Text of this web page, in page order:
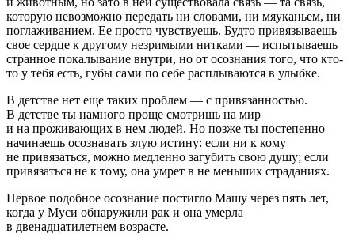
которую невозможно передать ни словами, ни мяуканьем, ни
поглаживанием. Ее просто чувствуешь. Будто привязываешь
свое сердце к другому незримыми нитками — испытываешь
странное покалывание внутри, но от осознания того, что кто-
то у тебя есть, губы сами по себе расплываются в улыбке.
В детстве нет еще таких проблем — с привязанностью.
В детстве ты намного проще смотришь на мир
и на проживающих в нем людей. Но позже ты постепенно
начинаешь осознавать злую истину: если ни к кому
не привязаться, можно медленно загубить свою душу; если
привязаться не к тому, она умрет в не меньших страданиях.
Первое подобное осознание постигло Машу через пять лет,
когда у Муси обнаружили рак и она умерла
в двенадцатилетнем возрасте.